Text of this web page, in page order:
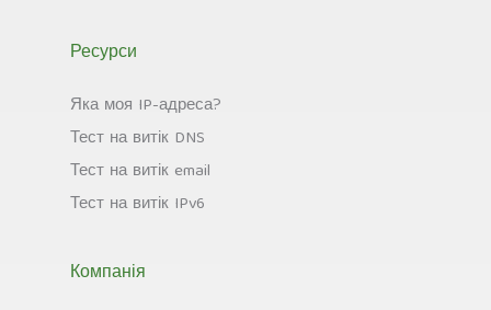
Ресурси
Яка моя IP-адреса?
Тест на витік DNS
Тест на витік email
Тест на витік IPv6
Компанія